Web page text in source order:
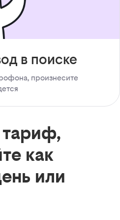
в поиске
произнесите
как
или